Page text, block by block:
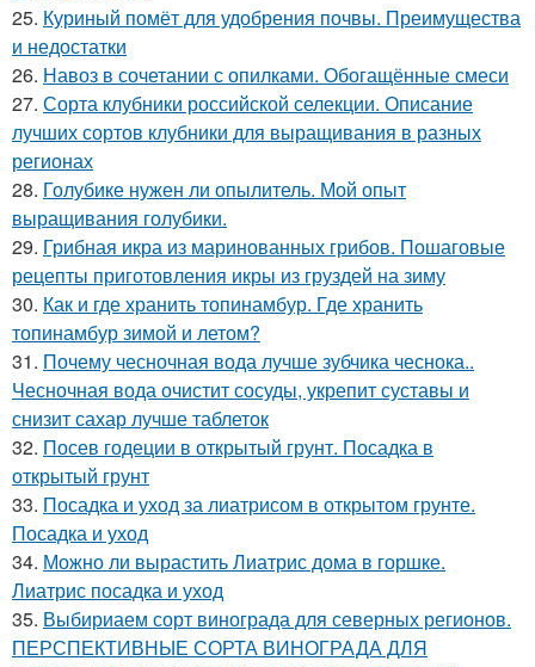
25. Куриный помёт для удобрения почвы. Преимущества
и недостатки
26. Навоз в сочетании с опилками. Обогащённые смеси
27. Сорта клубники российской селекции. Описание
лучших сортов клубники для выращивания в разных
регионах
28. Голубике нужен ли опылитель. Мой опыт
выращивания голубики.
29. Грибная икра из маринованных грибов. Пошаговые
рецепты приготовления икры из груздей на зиму
30. Как и где хранить топинамбур. Где хранить
топинамбур зимой и летом?
31. Почему чесночная вода лучше зубчика чеснока..
Чесночная вода очистит сосуды, укрепит суставы и
снизит сахар лучше таблеток
32. Посев годеции в открытый грунт. Посадка в
открытый грунт
33. Посадка и уход за лиатрисом в открытом грунте.
Посадка и уход
34. Можно ли вырастить Лиатрис дома в горшке.
Лиатрис посадка и уход
35. Выбириаем сорт винограда для северных регионов.
ПЕРСПЕКТИВНЫЕ СОРТА ВИНОГРАДА ДЛЯ